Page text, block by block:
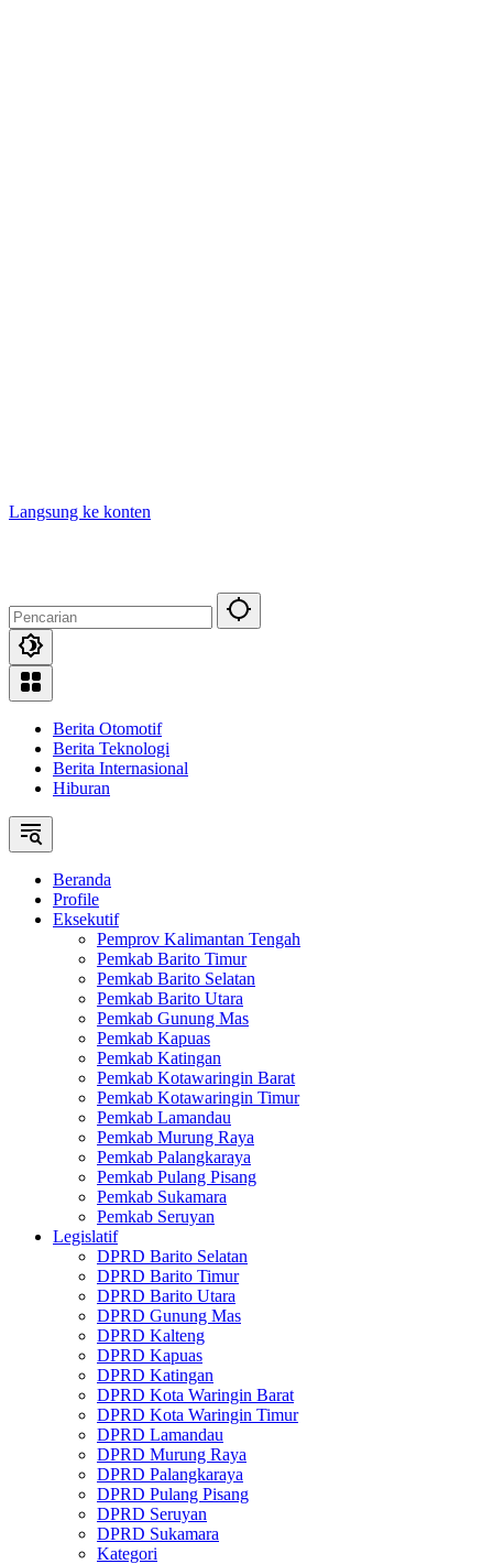
Langsung ke konten
Berita Otomotif
Berita Teknologi
Berita Internasional
Hiburan
Beranda
Profile
Eksekutif
Pemprov Kalimantan Tengah
Pemkab Barito Timur
Pemkab Barito Selatan
Pemkab Barito Utara
Pemkab Gunung Mas
Pemkab Kapuas
Pemkab Katingan
Pemkab Kotawaringin Barat
Pemkab Kotawaringin Timur
Pemkab Lamandau
Pemkab Murung Raya
Pemkab Palangkaraya
Pemkab Pulang Pisang
Pemkab Sukamara
Pemkab Seruyan
Legislatif
DPRD Barito Selatan
DPRD Barito Timur
DPRD Barito Utara
DPRD Gunung Mas
DPRD Kalteng
DPRD Kapuas
DPRD Katingan
DPRD Kota Waringin Barat
DPRD Kota Waringin Timur
DPRD Lamandau
DPRD Murung Raya
DPRD Palangkaraya
DPRD Pulang Pisang
DPRD Seruyan
DPRD Sukamara
Kategori